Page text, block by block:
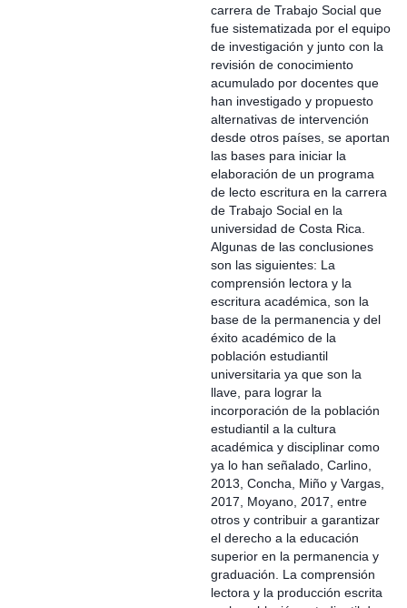
carrera de Trabajo Social que
fue sistematizada por el equipo
de investigación y junto con la
revisión de conocimiento
acumulado por docentes que
han investigado y propuesto
alternativas de intervención
desde otros países, se aportan
las bases para iniciar la
elaboración de un programa
de lecto escritura en la carrera
de Trabajo Social en la
universidad de Costa Rica.
Algunas de las conclusiones
son las siguientes: La
comprensión lectora y la
escritura académica, son la
base de la permanencia y del
éxito académico de la
población estudiantil
universitaria ya que son la
llave, para lograr la
incorporación de la población
estudiantil a la cultura
académica y disciplinar como
ya lo han señalado, Carlino,
2013, Concha, Miño y Vargas,
2017, Moyano, 2017, entre
otros y contribuir a garantizar
el derecho a la educación
superior en la permanencia y
graduación. La comprensión
lectora y la producción escrita